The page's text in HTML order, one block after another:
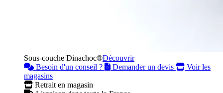
Sous-couche Dinachoc®Découvrir
Besoin d'un conseil ?
Demander un devis
Voir les
magasins
Retrait en magasin